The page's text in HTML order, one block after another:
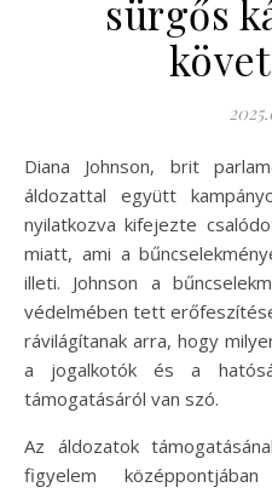
sürgős
Diana Johnson, brit parlamenti képviselő, aki számos
áldozattal együtt
nyilatkozva kifejezte
miatt, ami a
illeti. Johnson a
védelmében tett
rávilágítanak arra, hogy
a jogalkotók és a
támogatásáról van szó.
Az áldozatok
figyelem